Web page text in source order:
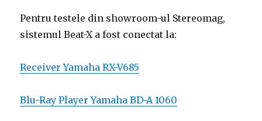
Pentru testele din showroom-ul Stereomag,
sistemul Beat-X a fost conectat la:
Receiver Yamaha RX-V685
Blu-Ray Player Yamaha BD-A 1060